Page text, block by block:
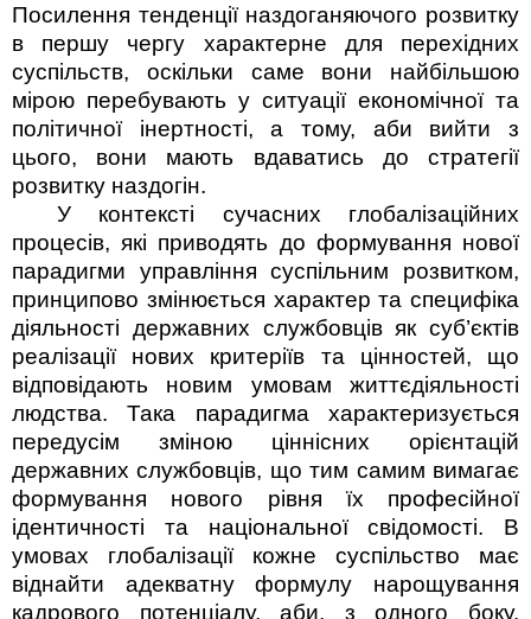
Посилення тенденції наздоганяючого розвитку
в першу чергу характерне для перехідних
суспільств, оскільки саме вони найбільшою
мірою перебувають у ситуації економічної та
політичної інертності, а тому, аби вийти з
цього, вони мають вдаватись до стратегії
розвитку наздогін.
У контексті сучасних глобалізаційних
процесів, які приводять до формування нової
парадигми управління суспільним розвитком,
принципово змінюється характер та специфіка
діяльності державних службовців як суб’єктів
реалізації нових критеріїв та цінностей, що
відповідають новим умовам життєдіяльності
людства. Така парадигма характеризується
передусім зміною ціннісних орієнтацій
державних службовців, що тим самим вимагає
формування нового рівня їх професійної
ідентичності та національної свідомості. В
умовах глобалізації кожне суспільство має
віднайти адекватну формулу нарощування
кадрового потенціалу, аби, з одного боку,